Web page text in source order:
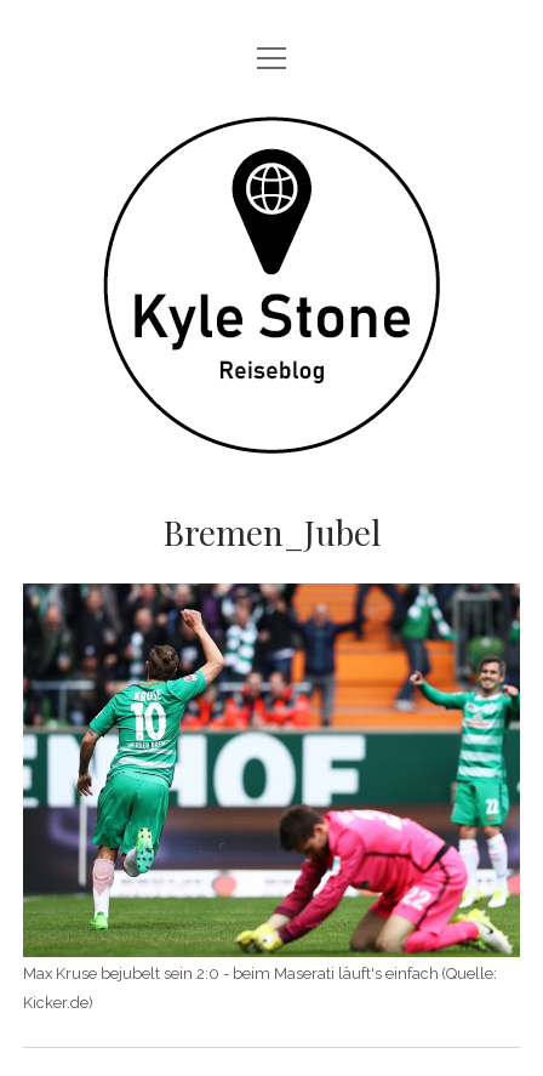
STARTSEITE
ONE DAY IN
TAGEBÜCHER
ÜBER MICH
DATENSCHUTZ
twitterinstagram
Menü
öffnen
Kyle
Stone
Bremen_Jubel
Max Kruse bejubelt sein 2:0 - beim Maserati läuft's einfach (Quelle:
Kicker.de)